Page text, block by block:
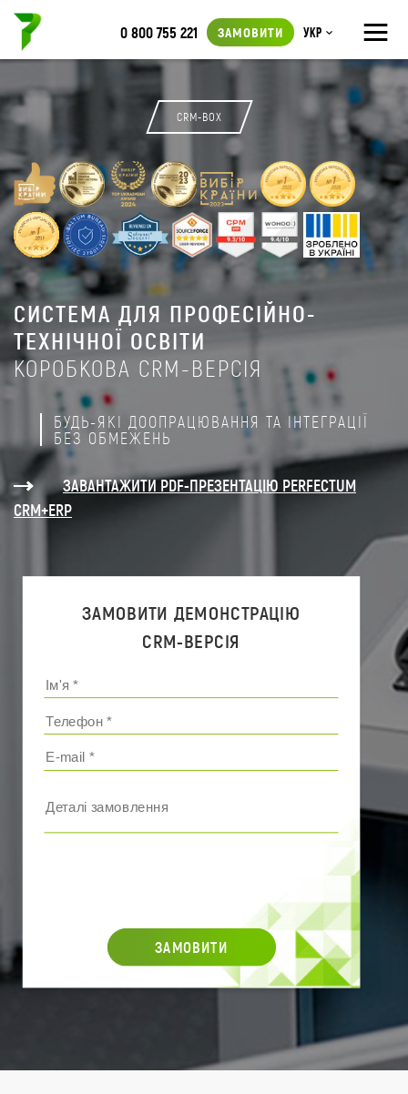
≡
0 800 755 221 ЗАМОВИТИ Укр
CRM-BOX
СИСТЕМА ДЛЯ ПРОФЕСІЙНО-
ТЕХНІЧНОЇ ОСВІТИ
КОРОБКОВА CRM-ВЕРСІЯ
БУДЬ-ЯКІ ДООПРАЦЮВАННЯ ТА ІНТЕГРАЦІЇ
БЕЗ ОБМЕЖЕНЬ
ЗАВАНТАЖИТИ PDF-ПРЕЗЕНТАЦІЮ PERFECTUM
CRM+ERP
ЗАМОВИТИ ДЕМОНСТРАЦІЮ
CRM-ВЕРСІЯ
ЗАМОВИТИ